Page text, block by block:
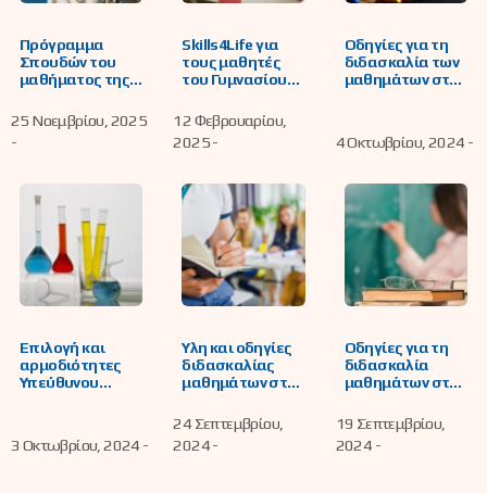
Πρόγραμμα
Σπουδών του
μαθήματος της
Γυμνάσιο και για
το Λύκειο
25 Νοεμβρίου, 2025
-
Skills4Life για
τους μαθητές
του Γυμνασίου
Λυκείου
12 Φεβρουαρίου,
2025 -
Οδηγίες για τη
διδασκαλία των
μαθημάτων στο
4 Οκτωβρίου, 2024 -
Επιλογή και
αρμοδιότητες
Υπεύθυνου
Επιστημών
3 Οκτωβρίου, 2024 -
Ύλη και οδηγίες
διδασκαλίας
μαθημάτων στο
24 Σεπτεμβρίου,
2024 -
Οδηγίες για τη
διδασκαλία
μαθημάτων στο
19 Σεπτεμβρίου,
2024 -